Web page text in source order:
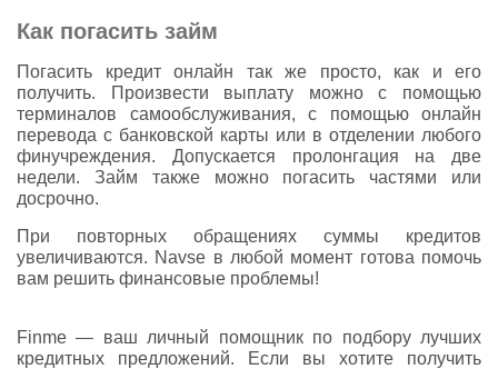
Как погасить займ
Погасить кредит онлайн так же просто, как и его
получить. Произвести выплату можно с помощью
терминалов самообслуживания, с помощью онлайн
перевода с банковской карты или в отделении любого
финучреждения. Допускается пролонгация на две
недели. Займ также можно погасить частями или
досрочно.
При повторных обращениях суммы кредитов
увеличиваются. Navse в любой момент готова помочь
вам решить финансовые проблемы!
Finme — ваш личный помощник по подбору лучших
кредитных предложений. Если вы хотите получить